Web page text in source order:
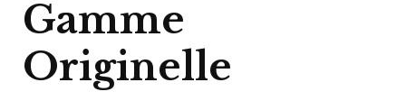
Gamme
Originelle